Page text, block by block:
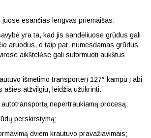
juose esančias lengvas priemaišas.
yra ta, kad jis sandėliuose grūdus gali
aruodus, o taip pat, numesdamas grūdus
aikštelėse gali suformuoti aukštus
išmetimo transporterį 127° kampu į abi
ašies atžvilgiu, leidžia užtikrinti:
nepertraukiamą procesą;
perskirstymą;
dviem krautuvo pravažiavimais;